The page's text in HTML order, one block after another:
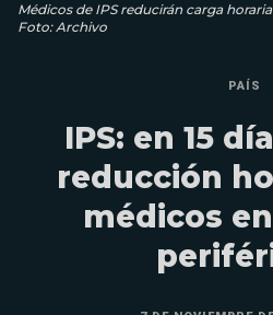
Médicos de IPS reducirán carga
Foto: Archivo
PAÍS
IPS: en 15
reducción
médicos